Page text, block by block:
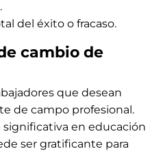
del éxito o fracaso.
cambio de
que desean
de campo profesional.
en educación
ser gratificante para